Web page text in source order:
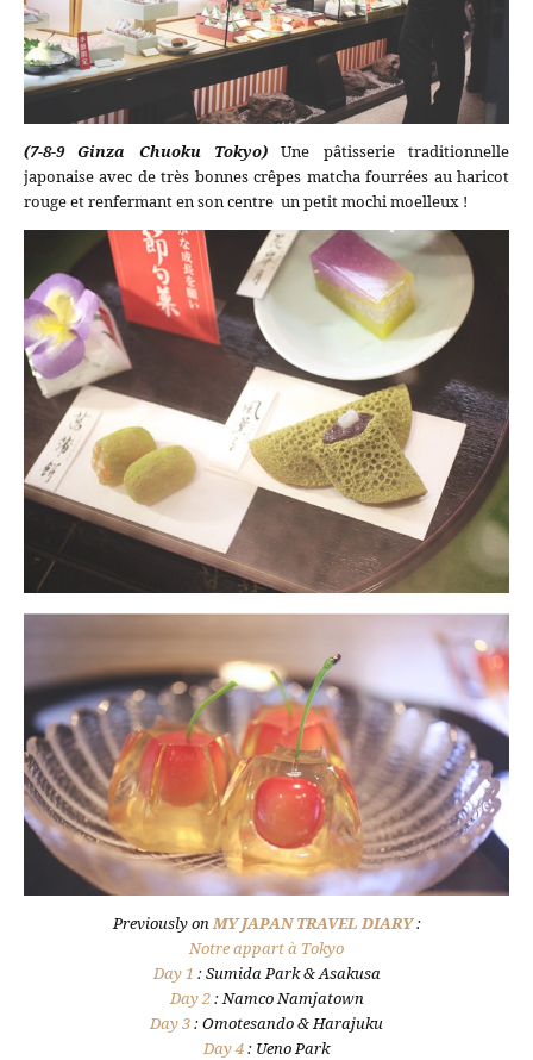
(7-8-9 Ginza Chuoku Tokyo) Une pâtisserie traditionnelle
japonaise avec de très bonnes crêpes matcha fourrées au haricot
rouge et renfermant en son centre un petit mochi moelleux !
Previously onMY JAPAN TRAVEL DIARY:
Notre appart à Tokyo
Day 1 : Sumida Park & Asakusa
Day 2: Namco Namjatown
Day 3: Omotesando & Harajuku
Day 4: Ueno Park